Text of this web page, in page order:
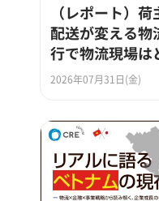
（レポート）
配送が変える物
行で物流現場は
2026年07月31日(金)